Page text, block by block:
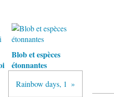
Blob et espèces
étonnantes
Rainbow days, 1